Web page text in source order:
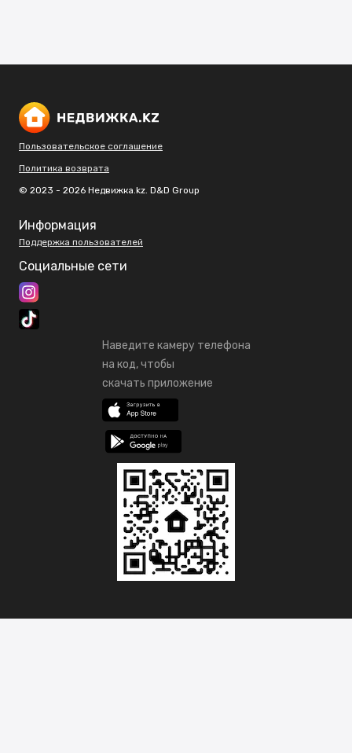
Пользовательское соглашение
Политика возврата
© 2023 - 2026 Недвижка.kz. D&D Group
Информация
Поддержка пользователей
Социальные сети
Наведите камеру телефона
на код, чтобы
скачать приложение